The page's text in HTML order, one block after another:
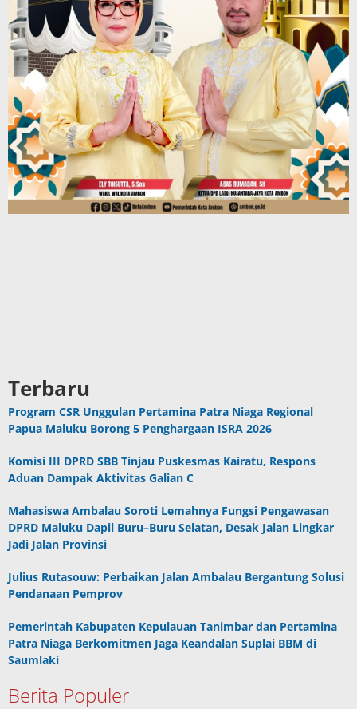
Terbaru
Program CSR Unggulan Pertamina Patra Niaga Regional
Papua Maluku Borong 5 Penghargaan ISRA 2026
Komisi III DPRD SBB Tinjau Puskesmas Kairatu, Respons
Aduan Dampak Aktivitas Galian C
Mahasiswa Ambalau Soroti Lemahnya Fungsi Pengawasan
DPRD Maluku Dapil Buru–Buru Selatan, Desak Jalan Lingkar
Jadi Jalan Provinsi
Julius Rutasouw: Perbaikan Jalan Ambalau Bergantung Solusi
Pendanaan Pemprov
Pemerintah Kabupaten Kepulauan Tanimbar dan Pertamina
Patra Niaga Berkomitmen Jaga Keandalan Suplai BBM di
Saumlaki
Berita Populer